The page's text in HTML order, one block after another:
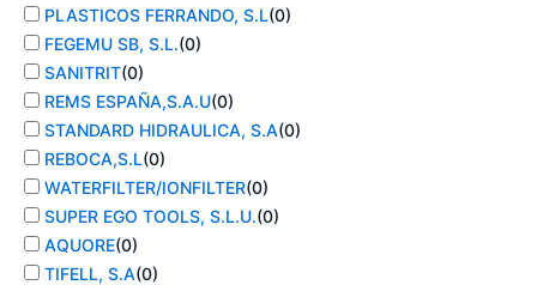
PLASTICOS FERRANDO, S.L(0)
FEGEMU SB, S.L.(0)
SANITRIT(0)
REMS ESPAÑA,S.A.U(0)
STANDARD HIDRAULICA, S.A(0)
REBOCA,S.L(0)
WATERFILTER/IONFILTER(0)
SUPER EGO TOOLS, S.L.U.(0)
AQUORE(0)
TIFELL, S.A(0)